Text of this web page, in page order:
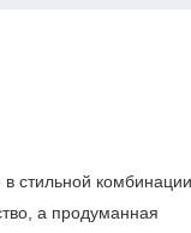
стильной комбинации
а продуманная